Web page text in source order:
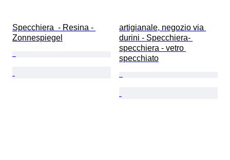
Specchiera  - Resina -
Zonnespiegel
artigianale, negozio via
durini - Specchiera-
specchiera - vetro
specchiato